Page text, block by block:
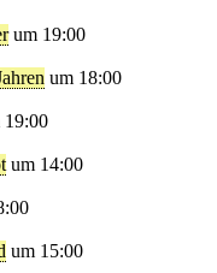
um 19:00
um 18:00
19:00
um 14:00
um 15:00